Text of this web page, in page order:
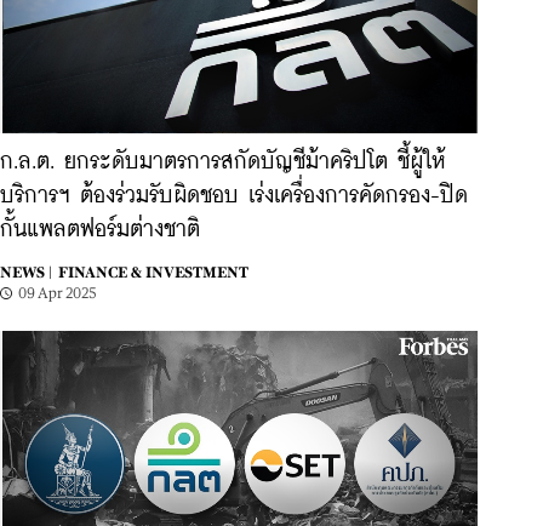
ก.ล.ต. ยกระดับมาตรการสกัดบัญชีม้าคริปโต ชี้ผู้ให้
บริการฯ ต้องร่วมรับผิดชอบ เร่งเครื่องการคัดกรอง-ปิด
กั้นแพลตฟอร์มต่างชาติ
NEWS |
FINANCE & INVESTMENT
09 Apr 2025